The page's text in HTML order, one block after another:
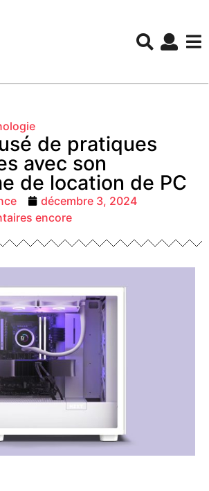
de pratiques
avec son
de location de PC
décembre 3, 2024
encore